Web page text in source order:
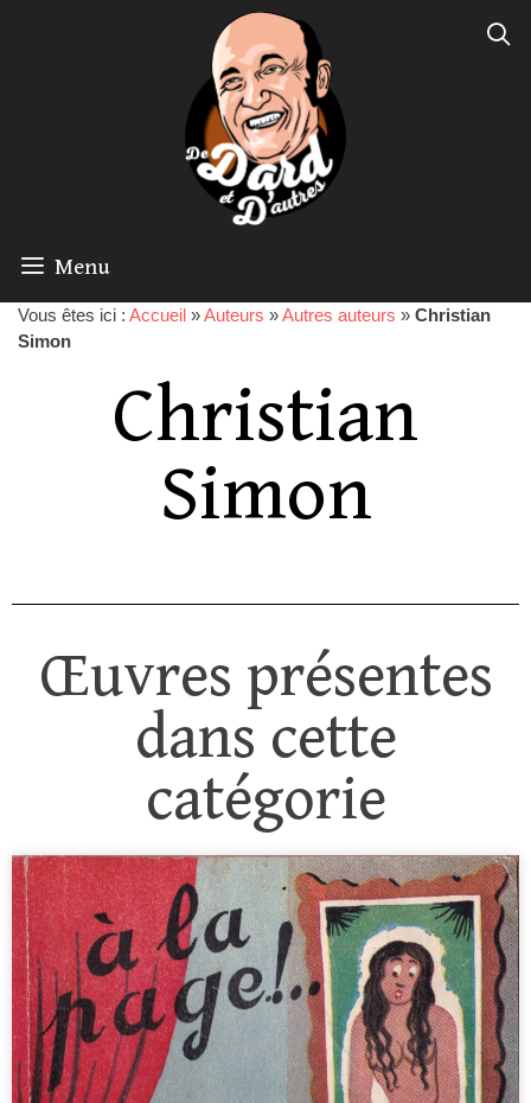
Menu
Vous êtes ici : Accueil »Auteurs »Autres auteurs » Christian
Simon
Christian
Simon
Œuvres présentes
dans cette
catégorie